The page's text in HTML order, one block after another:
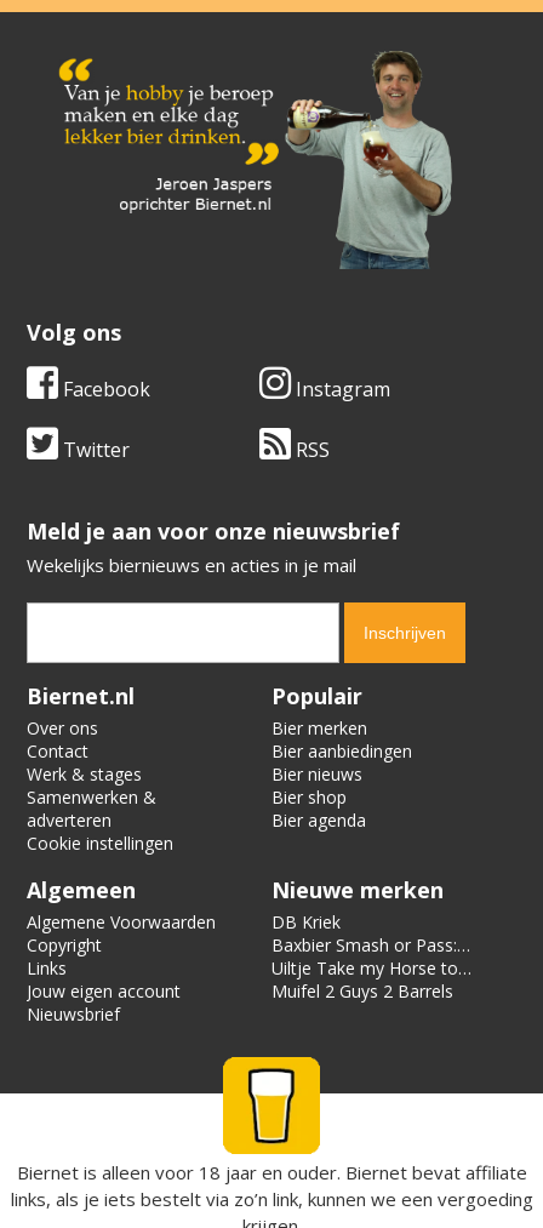
Volg ons
Facebook Instagram
Twitter RSS
​​​​​​​Meld je aan voor onze nieuwsbrief
Wekelijks biernieuws en acties in je mail
Verification code:
Biernet.nl
Over ons
Contact
Werk & stages
Samenwerken &
adverteren
Cookie instellingen
Populair
Bier merken
Bier aanbiedingen
Bier nieuws
Bier shop
Bier agenda
Algemeen
Algemene Voorwaarden
Copyright
Links
Jouw eigen account
Nieuwsbrief
Nieuwe merken
DB Kriek
Baxbier Smash or Pass:
Strata
Uiltje Take my Horse to
the Hotel Room
Muifel 2 Guys 2 Barrels
Biernet is alleen voor 18 jaar en ouder. Biernet bevat affiliate
links, als je iets bestelt via zo’n link, kunnen we een vergoeding